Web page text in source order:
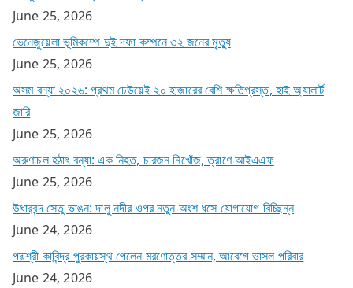
June 25, 2026
ভেনেজুয়েলা ভূমিকম্পে দুই দফা কম্পনে ৩২ জনের মৃত্যু
June 25, 2026
অসম বন্যা ২০২৬: প্রথম ঢেউয়েই ২০ হাজারের বেশি ক্ষতিগ্রস্ত, হাই অ্যালার্ট
জারি
June 25, 2026
অরুণাচল হঠাৎ বন্যা: এক নিহত, চারজন নিখোঁজ, ত্রাণে আইএএফ
June 25, 2026
উধারবন্দ সেতু ভাঙন: দালু নদীর ওপর নতুন অংশ ধসে যোগাযোগ বিচ্ছিন্ন
June 24, 2026
পদ্মশ্রী কাবিন্দ্র পুরকায়স্থ পেলেন মরণোত্তর সম্মান, আবেগে ভাসল পরিবার
June 24, 2026